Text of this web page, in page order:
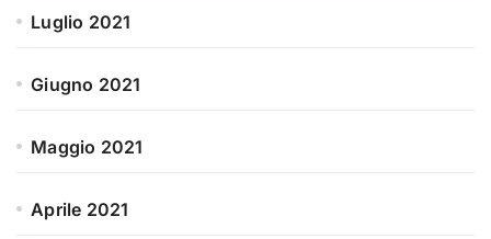
Luglio 2021
Giugno 2021
Maggio 2021
Aprile 2021